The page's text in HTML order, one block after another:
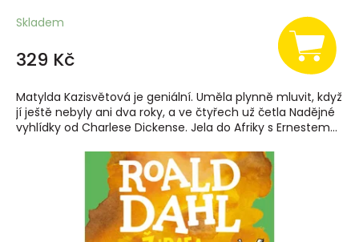
Skladem
329 Kč
Matylda Kazisvětová je geniální. Uměla plynně mluvit, když
jí ještě nebyly ani dva roky, a ve čtyřech už četla Nadějné
vyhlídky od Charlese Dickense. Jela do Afriky s Ernestem...